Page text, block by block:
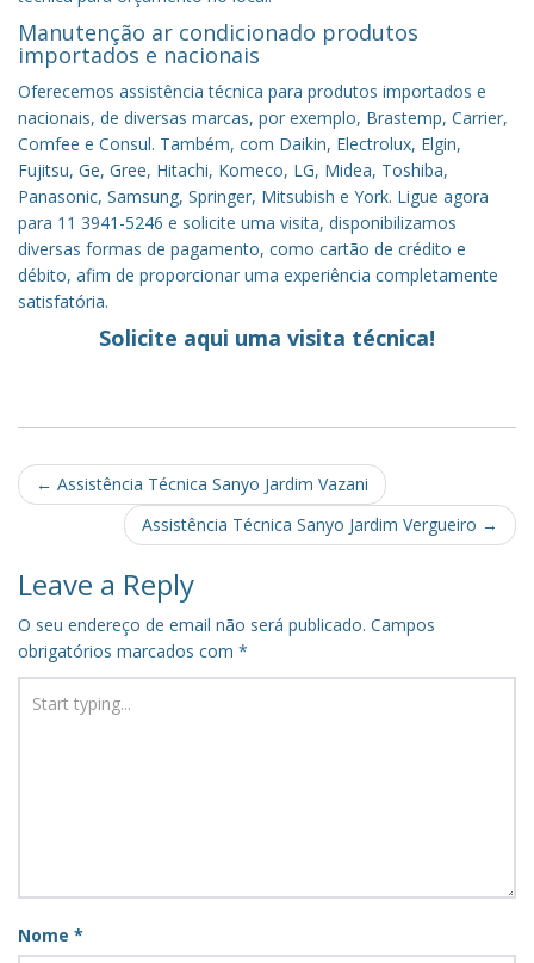
Manutenção ar condicionado produtos
importados e nacionais
Oferecemos assistência técnica para produtos importados e
nacionais, de diversas marcas, por exemplo, Brastemp, Carrier,
Comfee e Consul. Também, com Daikin, Electrolux, Elgin,
Fujitsu, Ge, Gree, Hitachi, Komeco, LG, Midea, Toshiba,
Panasonic, Samsung, Springer, Mitsubish e York. Ligue agora
para 11 3941-5246 e solicite uma visita, disponibilizamos
diversas formas de pagamento, como cartão de crédito e
débito, afim de proporcionar uma experiência completamente
satisfatória.
Solicite aqui uma visita técnica!
Post
navigation
← Assistência Técnica Sanyo Jardim Vazani
Assistência Técnica Sanyo Jardim Vergueiro →
Leave a Reply
O seu endereço de email não será publicado. Campos
obrigatórios marcados com *
Nome *